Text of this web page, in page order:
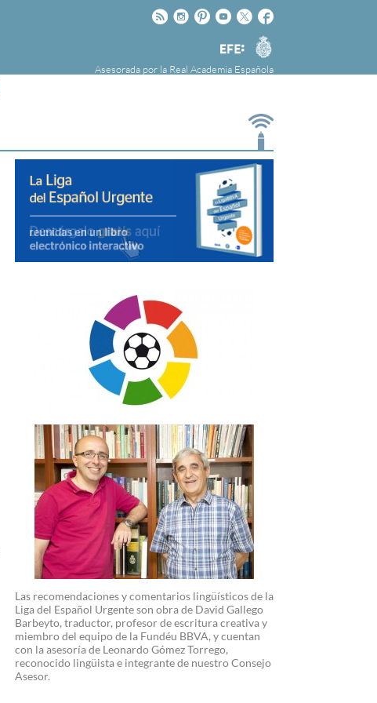
Facebook
Twitter
Youtube
Pinteres
Instagram
Rss
Agencia
EFE
Asesorada por la Real Academia Española
FundéuRAE es una fundación patrocinada por
la Agencia Efe y la Real Academia Española,
cuyo objetivo es colaborar con el buen uso del
español en los medios de comunicación y en
Internet.
Las recomendaciones y comentarios lingüísticos de la
Liga del Español Urgente son obra de David Gallego
Barbeyto, traductor, profesor de escritura creativa y
miembro del equipo de la Fundéu BBVA, y cuentan
con la asesoría de Leonardo Gómez Torrego,
reconocido lingüista e integrante de nuestro Consejo
Asesor.